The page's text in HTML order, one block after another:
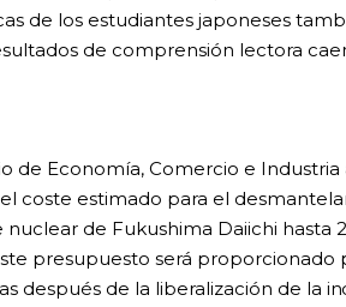
de los estudiantes japoneses
de comprensión lectora
de Economía, Comercio e
coste estimado para el
nuclear de Fukushima Daiichi hasta
presupuesto será proporcionado
después de la liberalización de la